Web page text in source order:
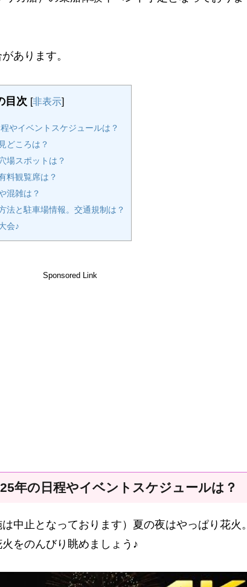
あります。
目次 [非表示]
やイベントスケジュールは？
どころは？
場スポットは？
料観覧席は？
混雑は？
法と駐車場情報。交通規制は？
会♪
Sponsored Link
年の日程やイベントスケジュールは？
中止となっております）夏の夜はやっぱり花火。
をのんびり眺めましょう♪